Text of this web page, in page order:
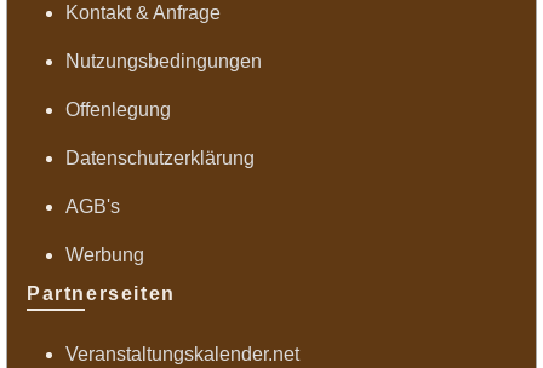
Kontakt & Anfrage
Nutzungsbedingungen
Offenlegung
Datenschutzerklärung
AGB's
Werbung
Partnerseiten
Veranstaltungskalender.net